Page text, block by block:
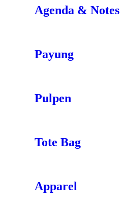
Agenda & Notes
Payung
Pulpen
Tote Bag
Apparel